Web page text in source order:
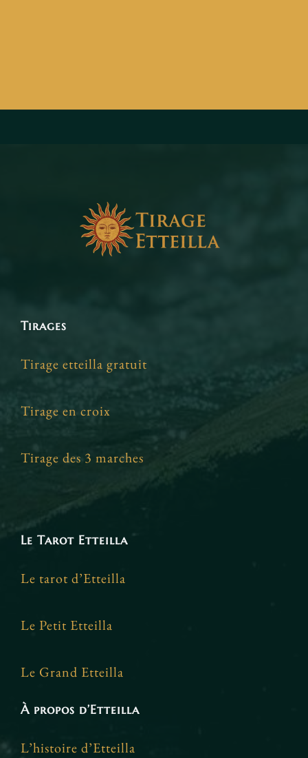
Tirages
Tirage etteilla gratuit
Tirage en croix
Tirage des 3 marches
Le Tarot Etteilla
Le tarot d’Etteilla
Le Petit Etteilla
Le Grand Etteilla
À propos d’Etteilla
L’histoire d’Etteilla